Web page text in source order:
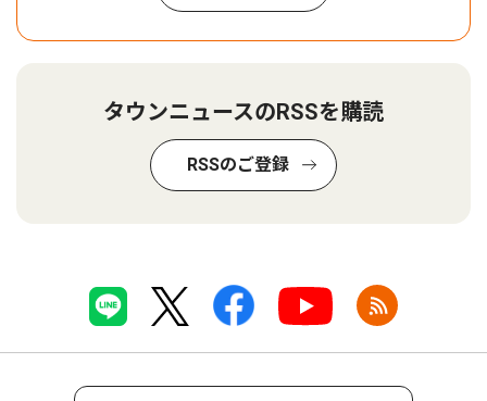
タウンニュースのRSSを購読
RSSのご登録